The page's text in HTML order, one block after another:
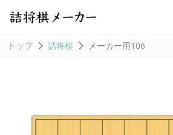
トップ 詰将棋 メーカー用106